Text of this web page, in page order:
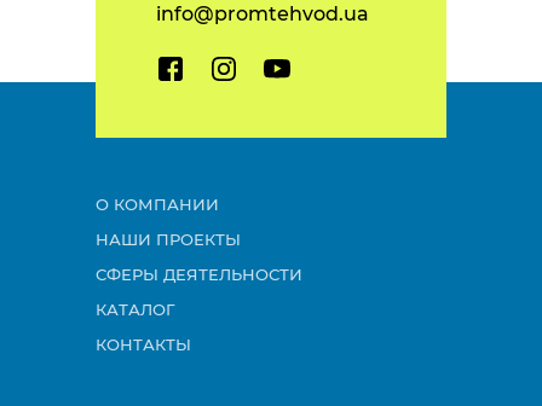
О КОМПАНИИ
НАШИ ПРОЕКТЫ
СФЕРЫ ДЕЯТЕЛЬНОСТИ
КАТАЛОГ
КОНТАКТЫ
info@promtehvod.ua